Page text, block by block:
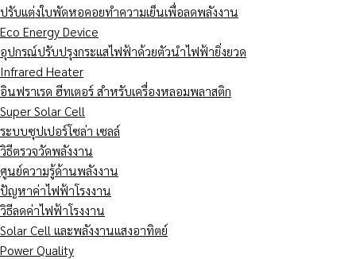
ปรับแต่งใบพัดหอคอยทำความเย็นเพื่อลดพลังงาน
Eco Energy Device
อุปกรณ์ปรับปรุงกระแสไฟฟ้าด้วยตัวนำไฟฟ้ายิ่งยวด
Infrared Heater
อินฟราเรด ฮีทเตอร์ สำหรับเครื่องหลอมพลาสติก
Super Solar Cell
ระบบซุปเปอร์โซล่า เซลล์
วิธีตรวจวัดพลังงาน
ศูนย์ความรู้ด้านพลังงาน
ปัญหาค่าไฟฟ้าโรงงาน
วิธีลดค่าไฟฟ้าโรงงาน
Solar Cell และพลังงานแสงอาทิตย์
Power Quality